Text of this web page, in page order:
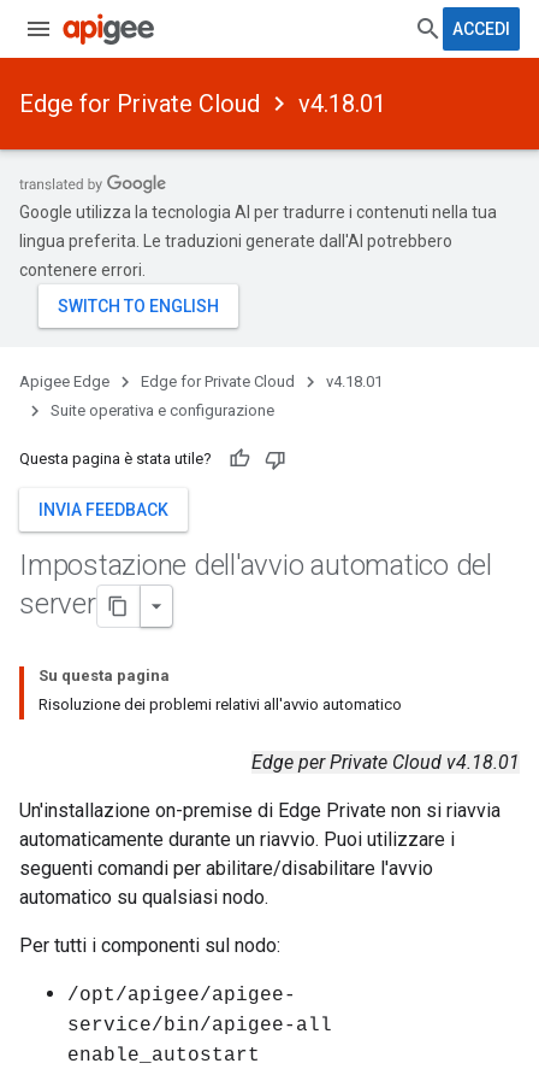
ACCEDI
Edge for Private Cloud v4.18.01
Google utilizza la tecnologia AI per tradurre i contenuti nella tua
lingua preferita. Le traduzioni generate dall'AI potrebbero
contenere errori.
Apigee Edge Edge for Private Cloud
v4.18.01
Suite operativa e configurazione
Questa pagina è stata utile?
INVIA FEEDBACK
Impostazione dell'avvio automatico del
server
Su questa pagina
Risoluzione dei problemi relativi all'avvio automatico
Edge per Private Cloud v4.18.01
Un'installazione on-premise di Edge Private non si riavvia
automaticamente durante un riavvio. Puoi utilizzare i
seguenti comandi per abilitare/disabilitare l'avvio
automatico su qualsiasi nodo.
Per tutti i componenti sul nodo:
/opt/apigee/apigee-
service/bin/apigee-all
enable_autostart